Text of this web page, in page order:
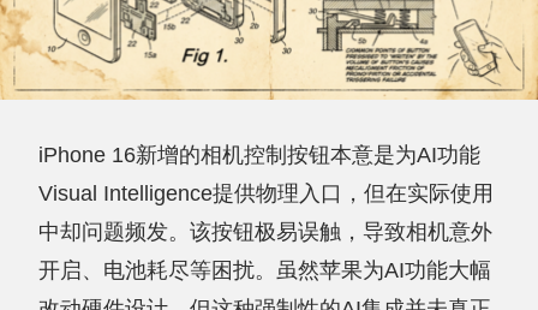
iPhone 16新增的相机控制按钮本意是为AI功能
Visual Intelligence提供物理入口，但在实际使用
中却问题频发。该按钮极易误触，导致相机意外
开启、电池耗尽等困扰。虽然苹果为AI功能大幅